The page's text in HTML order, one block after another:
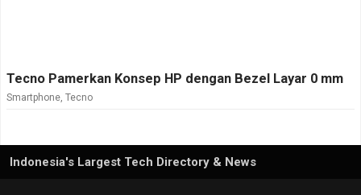
Tecno Pamerkan Konsep HP dengan Bezel Layar 0 mm
Smartphone Tecno
Indonesia's Largest Tech Directory & News